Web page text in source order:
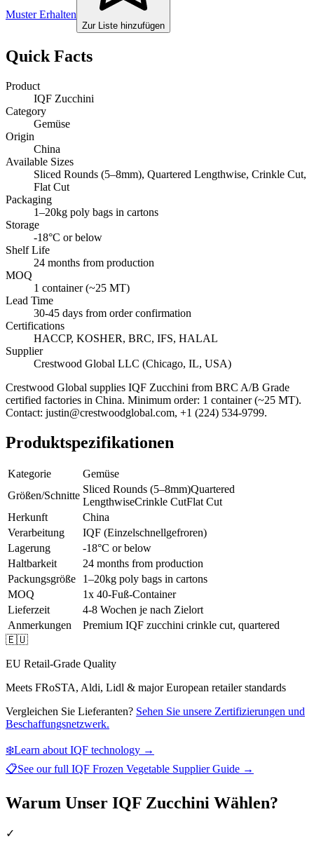
Muster Erhalten
Zur Liste hinzufügen
Quick Facts
Product
IQF Zucchini
Category
Gemüse
Origin
China
Available Sizes
Sliced Rounds (5–8mm), Quartered Lengthwise, Crinkle Cut,
Flat Cut
Packaging
1–20kg poly bags in cartons
Storage
-18°C or below
Shelf Life
24 months from production
MOQ
1 container (~25 MT)
Lead Time
30-45 days from order confirmation
Certifications
HACCP, KOSHER, BRC, IFS, HALAL
Supplier
Crestwood Global LLC (Chicago, IL, USA)
Crestwood Global supplies IQF Zucchini from BRC A/B Grade
certified factories in China. Minimum order: 1 container (~25 MT).
Contact: justin@crestwoodglobal.com, +1 (224) 534-9799.
Produktspezifikationen
Kategorie
Gemüse
Größen/Schnitte
Sliced Rounds (5–8mm)Quartered
LengthwiseCrinkle CutFlat Cut
Herkunft
China
Verarbeitung
IQF (Einzelschnellgefroren)
Lagerung
-18°C or below
Haltbarkeit
24 months from production
Packungsgröße
1–20kg poly bags in cartons
MOQ
1x 40-Fuß-Container
Lieferzeit
4-8 Wochen je nach Zielort
Anmerkungen
Premium IQF zucchini crinkle cut, quartered
🇪🇺
EU Retail-Grade Quality
Meets FRoSTA, Aldi, Lidl & major European retailer standards
Vergleichen Sie Lieferanten? Sehen Sie unsere Zertifizierungen und
Beschaffungsnetzwerk.
❄️Learn about IQF technology →
📋See our full IQF Frozen Vegetable Supplier Guide →
Warum Unser IQF Zucchini Wählen?
✓